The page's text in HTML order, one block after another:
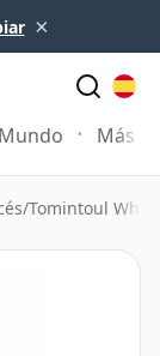
×
Mundo Más
/Tomintoul